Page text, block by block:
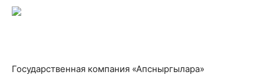
Государственная компания «Апсныргылара»